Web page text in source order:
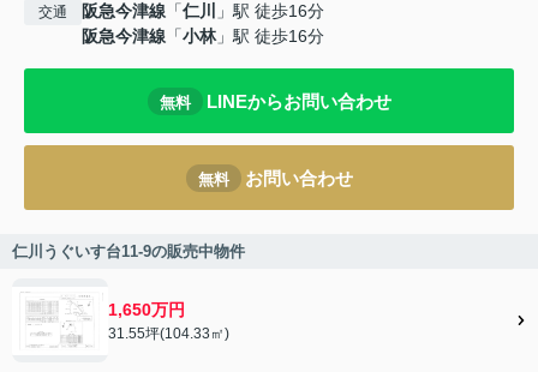
交通 阪急今津線 「仁川
」駅 徒歩16分
阪急今津線 「小林」駅 徒歩16分
無料 LINEからお問い合わせ
無料 お問い合わせ
仁川うぐいす台11-9の販売中物件
1,650万円
31.55坪(104.33㎡)